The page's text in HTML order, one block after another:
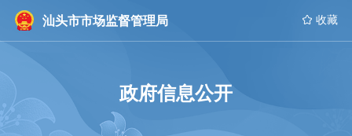
汕头市市场监督管理局  收藏
政府信息公开